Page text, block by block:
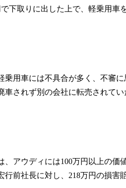
下取りに出した上で、軽乗用車
乗用車には不具合が多く、不審
車されず別の会社に転売されてい
、アウディには100万円以上の価
行前社長に対し、218万円の損害